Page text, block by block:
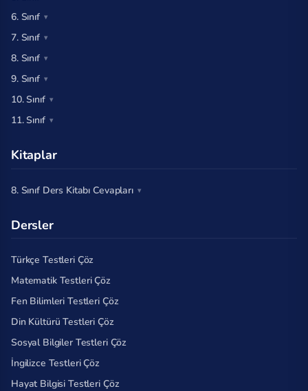
6. Sınıf
7. Sınıf
8. Sınıf
9. Sınıf
10. Sınıf
11. Sınıf
Kitaplar
8. Sınıf Ders Kitabı Cevapları
Dersler
Türkçe Testleri Çöz
Matematik Testleri Çöz
Fen Bilimleri Testleri Çöz
Din Kültürü Testleri Çöz
Sosyal Bilgiler Testleri Çöz
İngilizce Testleri Çöz
Hayat Bilgisi Testleri Çöz